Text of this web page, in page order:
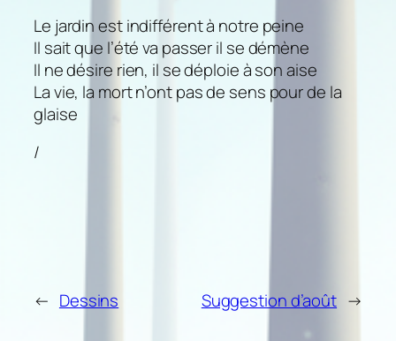
Le jardin est indifférent à notre peine
Il sait que l’été va passer il se démène
Il ne désire rien, il se déploie à son aise
La vie, la mort n’ont pas de sens pour de la
glaise
/
← Dessins Suggestion d’août →